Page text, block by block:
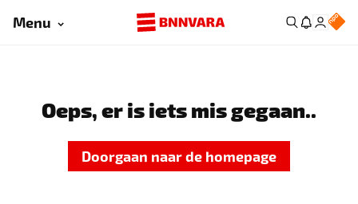
Menu
Oeps, er is iets mis gegaan..
Doorgaan naar de homepage